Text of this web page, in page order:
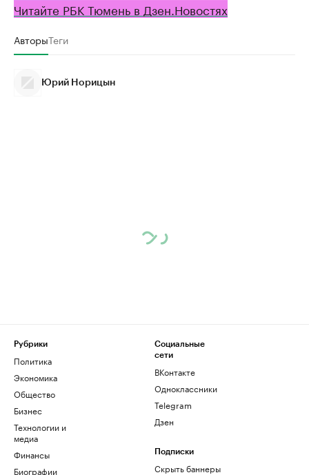
Читайте РБК Тюмень в Дзен.Новостях
АвторыТеги
Юрий Норицын
Рубрики
Политика
Экономика
Общество
Бизнес
Технологии и
медиа
Финансы
Биографии
Социальные
сети
ВКонтакте
Одноклассники
Telegram
Дзен
Подписки
Скрыть баннеры